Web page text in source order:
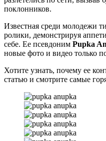
поклонников.
Известная среди молодежи
ролики, демонстрируя
себе. Ее псевдоним Pupka
новые фото и видео только
Хотите узнать, почему ее
статью и смотрите самые